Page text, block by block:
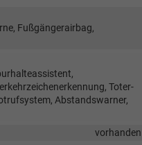
Fußgängerairbag,
Toter-
Abstandswarner,
vorhanden